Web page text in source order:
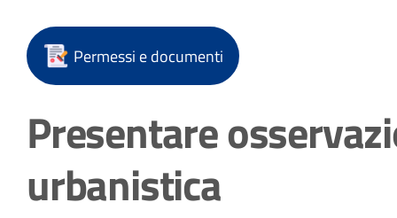
Permessi e documenti
Presentare
urbanistica